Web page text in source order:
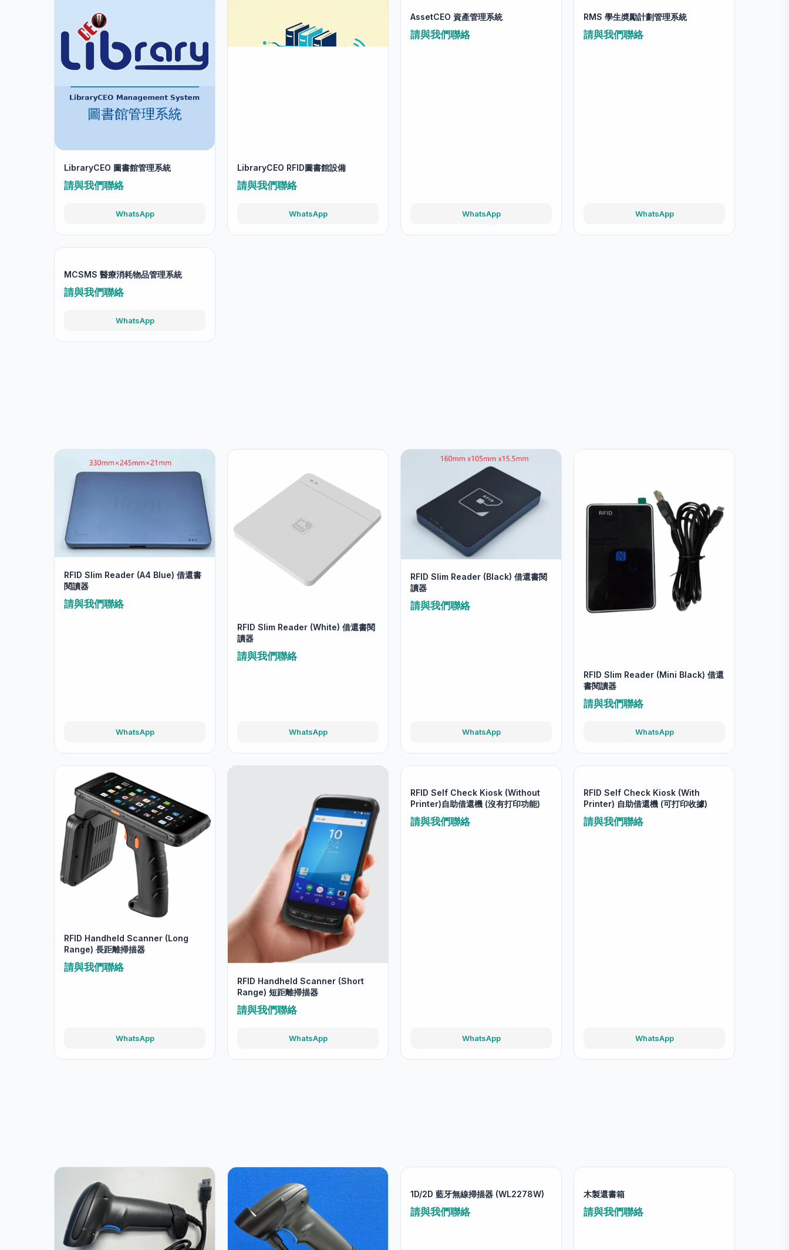
LibraryCEO 圖書館管理系統
請與我們聯絡
WhatsApp
LibraryCEO RFID圖書館設備
請與我們聯絡
WhatsApp
AssetCEO 資產管理系統
請與我們聯絡
WhatsApp
RMS 學生奬勵計劃管理系統
請與我們聯絡
WhatsApp
MCSMS 醫療消耗物品管理系統
請與我們聯絡
WhatsApp
RFID Slim Reader (A4 Blue) 借還書
閱讀器
請與我們聯絡
WhatsApp
RFID Slim Reader (White) 借還書閱
讀器
請與我們聯絡
WhatsApp
RFID Slim Reader (Black) 借還書閱
讀器
請與我們聯絡
WhatsApp
RFID Slim Reader (Mini Black) 借還
書閱讀器
請與我們聯絡
WhatsApp
RFID Handheld Scanner (Long
Range) 長距離掃描器
請與我們聯絡
WhatsApp
RFID Handheld Scanner (Short
Range) 短距離掃描器
請與我們聯絡
WhatsApp
RFID Self Check Kiosk (Without
Printer)自助借還機 (沒有打印功能)
請與我們聯絡
WhatsApp
RFID Self Check Kiosk (With
Printer) 自助借還機 (可打印收據)
請與我們聯絡
WhatsApp
1D/2D 藍牙無線掃描器 (WL2278W)
請與我們聯絡
木製還書箱
請與我們聯絡